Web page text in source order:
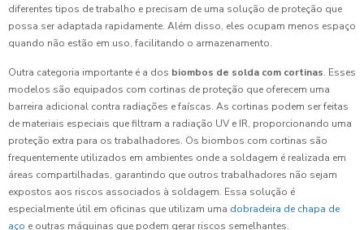
diferentes tipos de trabalho e precisam de uma solução de proteção que
possa ser adaptada rapidamente. Além disso, eles ocupam menos espaço
quando não estão em uso, facilitando o armazenamento.
Outra categoria importante é a dos biombos de solda com cortinas. Esses
modelos são equipados com cortinas de proteção que oferecem uma
barreira adicional contra radiações e faíscas. As cortinas podem ser feitas
de materiais especiais que filtram a radiação UV e IR, proporcionando uma
proteção extra para os trabalhadores. Os biombos com cortinas são
frequentemente utilizados em ambientes onde a soldagem é realizada em
áreas compartilhadas, garantindo que outros trabalhadores não sejam
expostos aos riscos associados à soldagem. Essa solução é
especialmente útil em oficinas que utilizam uma dobradeira de chapa de
aço e outras máquinas que podem gerar riscos semelhantes.